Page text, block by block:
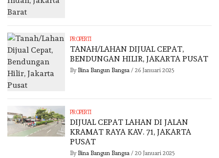
PROPERTI
TANAH/LAHAN DIJUAL CEPAT,
BENDUNGAN HILIR, JAKARTA PUSAT
By Bina Bangun Bangsa/ 26 Januari 2025
PROPERTI
DIJUAL CEPAT LAHAN DI JALAN
KRAMAT RAYA KAV. 71, JAKARTA
PUSAT
By Bina Bangun Bangsa/ 20 Januari 2025